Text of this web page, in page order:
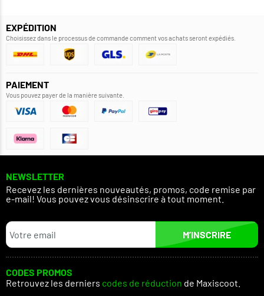
EXPÉDITION
Choisissez dans le processus de commande comment vos achats seront expédiés.
PAIEMENT
Vous pouvez payer de la manière suivante.
NEWSLETTER
Recevez les dernières nouveautés, promos, code remise par
e-mail! Vous pouvez vous désinscrire à tout moment.
M’INSCRIRE
CODES PROMOS
Retrouvez les derniers codes de réduction de Maxiscoot.